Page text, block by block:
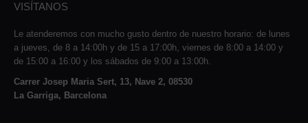
VISÍTANOS
Le atenderemos con mucho gusto dentro de nuestro horario: de lunes
a jueves, de 8 a 14:00h y de 15 a 17:00h, viernes de 8:00 a 14:00 y
de 15:00 a 16:00 y los sábados de 9:00 a 13:00h.
Carrer Josep Maria Sert, 13, Nave 2, 08530
La Garriga, Barcelona